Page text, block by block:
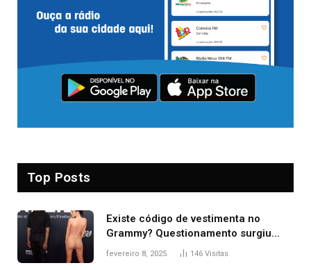
Top Posts
Existe código de vestimenta no
Grammy? Questionamento surgiu
após Bianca Censori, mulher de
fevereiro 8, 2025 146 Visitas